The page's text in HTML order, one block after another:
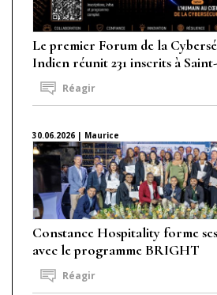
Le premier Forum de la
Indien réunit 231 inscrits à
Réagir
30.06.2026 | Maurice
Constance Hospitality forme
avec le programme BRIGHT
Réagir